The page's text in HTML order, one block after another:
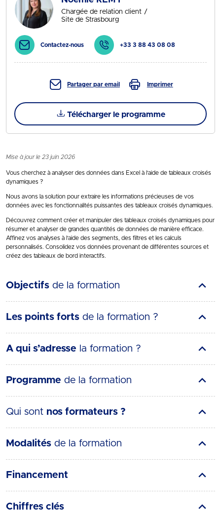
Chargée de relation client
Site de Strasbourg
Contactez-nous +33 3 88 43 08 08
Partager par email Imprimer
Télécharger le programme
Mise à jour le 23 juin 2026
Vous cherchez à analyser des données dans Excel à l’aide de tableaux croisés
dynamiques ?
Nous avons la solution pour extraire les informations précieuses de vos
données avec les fonctionnalités puissantes des tableaux croisés dynamiques.
Découvrez comment créer et manipuler des tableaux croisés dynamiques pour
résumer et analyser de grandes quantités de données de manière efficace.
Affinez vos analyses à l’aide des segments, des filtres et les calculs
personnalisés. Consolidez vos données provenant de différentes sources et
créez des tableaux de bord interactifs.
Objectifs de la formation
Les points forts de la formation ?
A qui s’adresse la formation ?
Programme de la formation
Qui sont nos formateurs ?
Modalités de la formation
Financement
Chiffres clés